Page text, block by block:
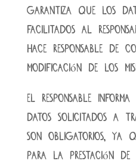
garantiza que los
facilitados al
hace responsable de
modificación de los
El RESPONSABLE
datos solicitados a
son obligatorios, ya
para la prestación